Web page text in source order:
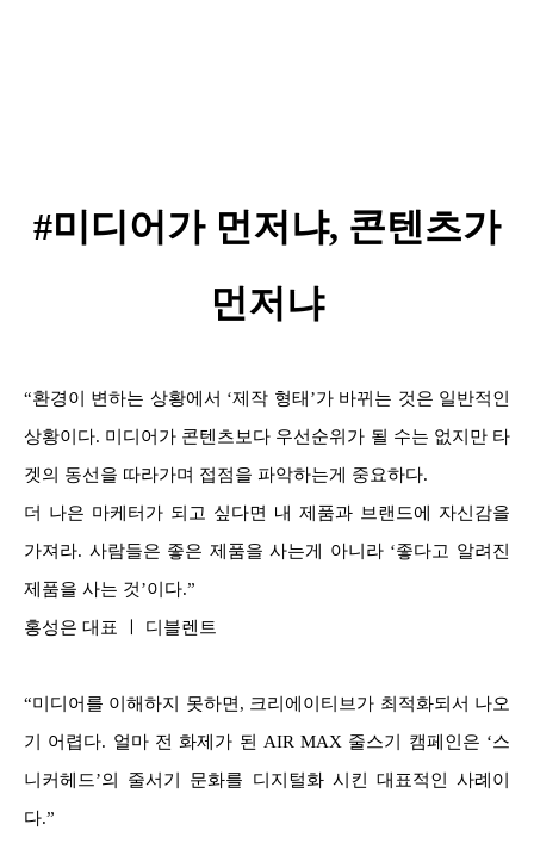
#미디어가 먼저냐, 콘텐츠가
먼저냐
“환경이 변하는 상황에서 ‘제작 형태’가 바뀌는 것은 일반적인
상황이다. 미디어가 콘텐츠보다 우선순위가 될 수는 없지만 타
겟의 동선을 따라가며 접점을 파악하는게 중요하다.
더 나은 마케터가 되고 싶다면 내 제품과 브랜드에 자신감을
가져라. 사람들은 좋은 제품을 사는게 아니라 ‘좋다고 알려진
제품을 사는 것’이다.”
홍성은 대표 ㅣ 디블렌트
“미디어를 이해하지 못하면, 크리에이티브가 최적화되서 나오
기 어렵다. 얼마 전 화제가 된 AIR MAX 줄스기 캠페인은 ‘스
니커헤드’의 줄서기 문화를 디지털화 시킨 대표적인 사례이
다.”